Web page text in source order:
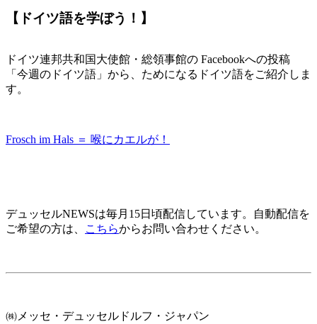
【ドイツ語を学ぼう！】
ドイツ連邦共和国大使館・総領事館の Facebookへの投稿
「今週のドイツ語」から、ためになるドイツ語をご紹介しま
す。
Frosch im Hals ＝ 喉にカエルが！
デュッセルNEWSは毎月15日頃配信しています。自動配信を
ご希望の方は、
こちらからお問い合わせください。
㈱メッセ・デュッセルドルフ・ジャパン